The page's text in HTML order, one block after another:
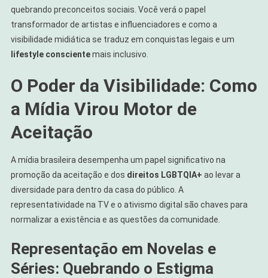
LGBTQIA+
quebrando preconceitos sociais. Você verá o papel
transformador de artistas e influenciadores e como a
visibilidade midiática se traduz em conquistas legais e um
lifestyle conscientemais inclusivo.
O Poder da Visibilidade: Como
a Mídia Virou Motor de
Aceitação
A mídia brasileira desempenha um papel significativo na
promoção da aceitação e dos direitos LGBTQIA+ ao levar a
diversidade para dentro da casa do público. A
representatividade na TV e o ativismo digital são chaves para
normalizar a existência e as questões da comunidade.
Representação em Novelas e
Séries: Quebrando o Estigma